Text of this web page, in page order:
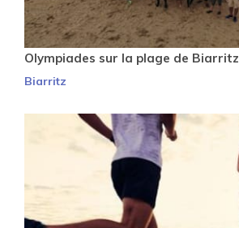
Olympiades sur la plage de Biarritz
Biarritz